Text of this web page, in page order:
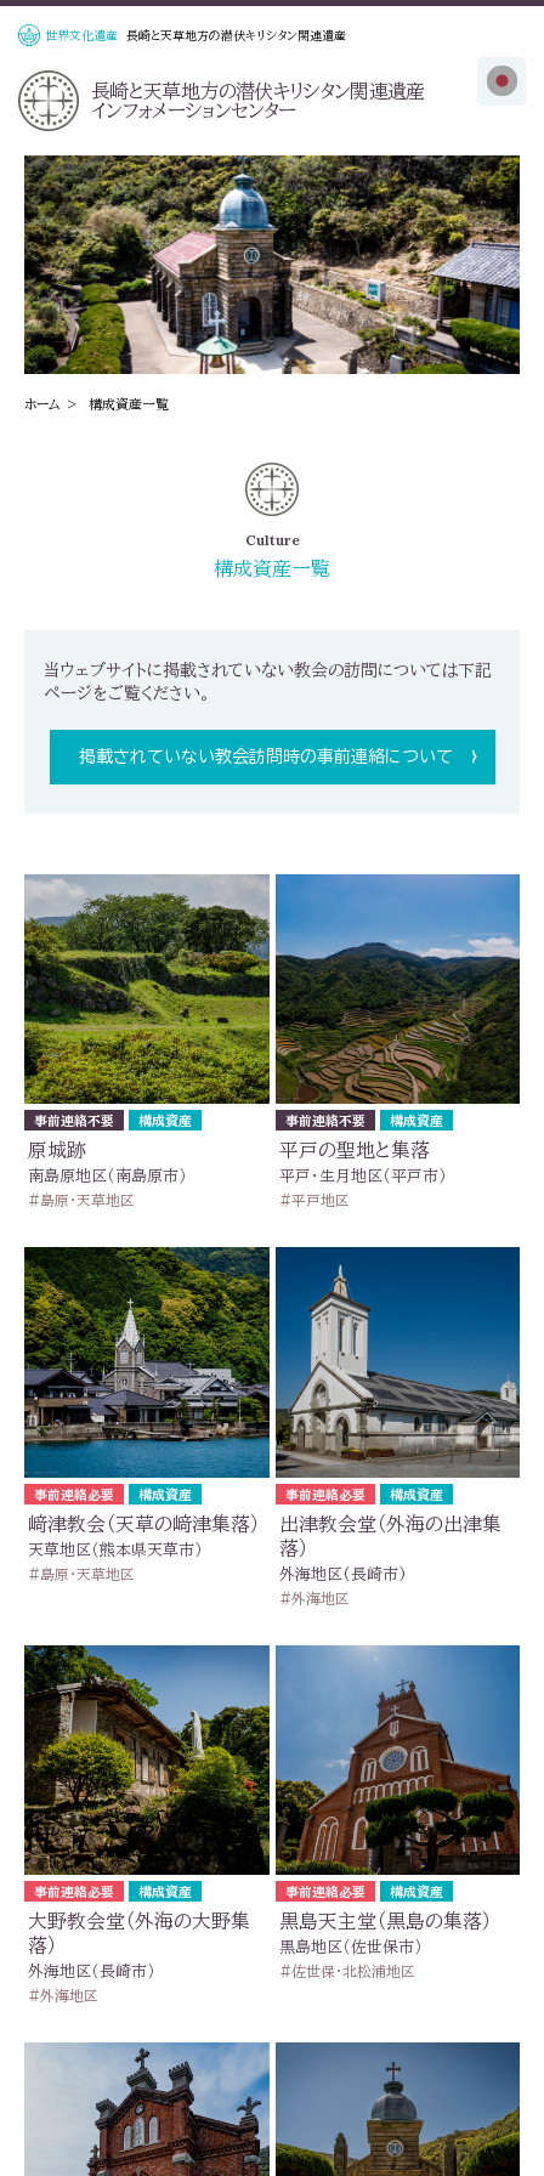
世界文化遺産 長崎と天草地方の潜伏キリシタン関連遺産
長崎と天草地方の潜伏キリシタン関連遺産
インフォメーションセンター
ホーム 構成資産一覧
Culture
構成資産一覧
当ウェブサイトに掲載されていない教会の訪問については下記
ページをご覧ください。
掲載されていない教会訪問時の事前連絡について
事前連絡不要 構成資産
原城跡
南島原地区（南島原市）
島原・天草地区
事前連絡不要 構成資産
平戸の聖地と集落
平戸・生月地区（平戸市）
平戸地区
事前連絡必要 構成資産
﨑津教会（天草の﨑津集落）
天草地区（熊本県天草市）
島原・天草地区
事前連絡必要 構成資産
出津教会堂（外海の出津集
落）
外海地区(長崎市)
外海地区
事前連絡必要 構成資産
大野教会堂（外海の大野集
落）
外海地区（長崎市）
外海地区
事前連絡必要 構成資産
黒島天主堂（黒島の集落）
黒島地区（佐世保市）
佐世保・北松浦地区